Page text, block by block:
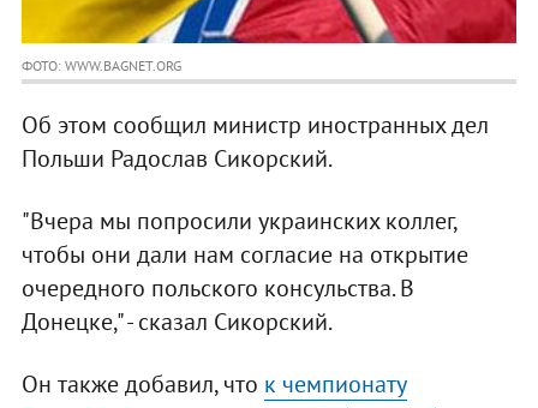
ФОТО: WWW.BAGNET.ORG
Об этом сообщил министр иностранных дел
Польши Радослав Сикорский.
"Вчера мы попросили украинских коллег,
чтобы они дали нам согласие на открытие
очередного польского консульства. В
Донецке," - сказал Сикорский.
Он также добавил, что к чемпионату